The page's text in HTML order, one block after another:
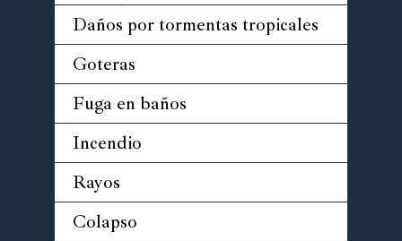
Daños por tormentas tropicales
Goteras
Fuga en baños
Incendio
Rayos
Colapso